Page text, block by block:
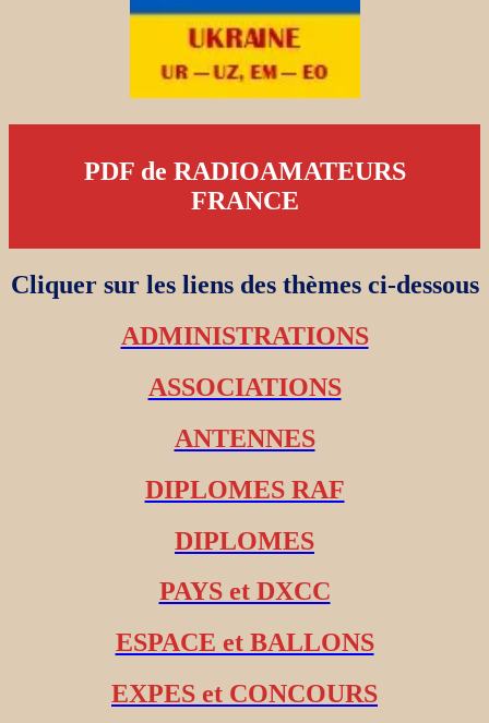
PDF de RADIOAMATEURS
FRANCE
Cliquer sur les liens des thèmes ci-dessous
ADMINISTRATIONS
ASSOCIATIONS
ANTENNES
DIPLOMES RAF
DIPLOMES
PAYS et DXCC
ESPACE et BALLONS
EXPES et CONCOURS